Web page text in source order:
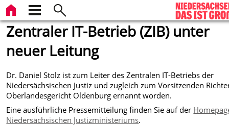
Zentraler IT-Betrieb (ZIB) unter
neuer Leitung
Dr. Daniel Stolz ist zum Leiter des Zentralen IT-Betriebs der
Niedersächsischen Justiz und zugleich zum Vorsitzenden
Oberlandesgericht Oldenburg ernannt worden.
Eine ausführliche Pressemitteilung finden Sie auf der
Niedersächsischen Justizministeriums.